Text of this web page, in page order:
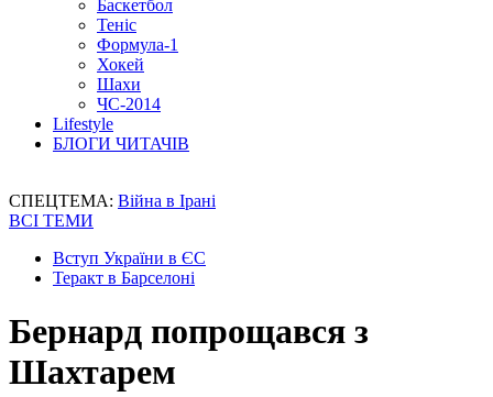
Баскетбол
Теніс
Формула-1
Хокей
Шахи
ЧС-2014
Lifestyle
БЛОГИ ЧИТАЧІВ
СПЕЦТЕМА: Війна в Ірані
ВСІ ТЕМИ
Вступ України в ЄС
Теракт в Барселоні
Бернард попрощався з
Шахтарем